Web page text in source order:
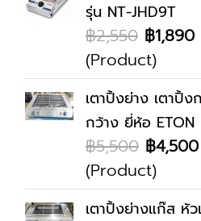
รุ่น NT-JHD9T
฿2,550 ฿1,890
(Product)
เตาปิ้งย่าง เตาปิ้ง
กว้าง ยี่ห้อ ETON
฿5,500 ฿4,500
(Product)
เตาปิ้งย่างแก๊ส หัว